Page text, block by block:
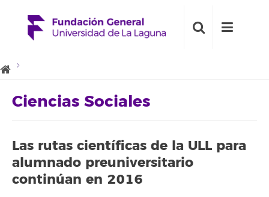
Ciencias Sociales
Las rutas científicas de la ULL para
alumnado preuniversitario
continúan en 2016